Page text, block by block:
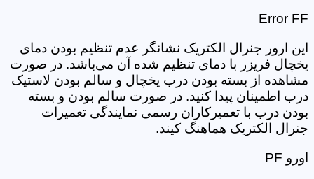
Error FF
این ارور جنرال الکتریک نشانگر عدم تنظیم بودن دمای
یخچال فریزر با دمای تنظیم شده آن می‌باشد. در صورت
مشاهده از بسته بودن درب یخچال و سالم بودن لاستیک
درب اطمینان پیدا کنید. در صورت سالم بودن و بسته
بودن درب با تعمیرکاران رسمی نمایندگی تعمیرات
جنرال الکتریک هماهنگ کیند.
اورو PF